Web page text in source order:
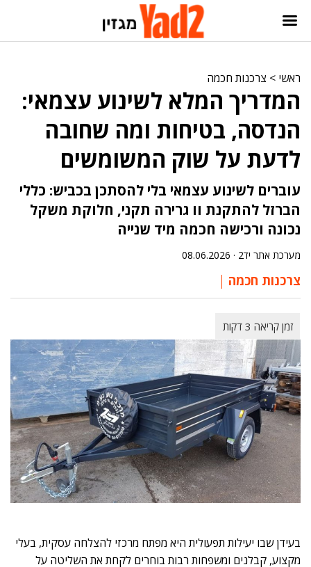
ראשי > צרכנות חכמה
המדריך המלא לשינוע עצמאי:
הנדסה, בטיחות ומה שחובה
לדעת על שוק המשומשים
עוברים לשינוע עצמאי בלי להסתכן בכביש: כללי
הברזל להתקנת וו גרירה תקני, חלוקת משקל
נכונה ורכישה חכמה מיד שנייה
מערכת אתר יד2 · 08.06.2026
צרכנות חכמה
בעידן שבו יעילות תפעולית היא מפתח מרכזי להצלחה עסקית, בעלי
מקצוע, קבלנים ומשפחות רבות בוחרים לקחת את השליטה על